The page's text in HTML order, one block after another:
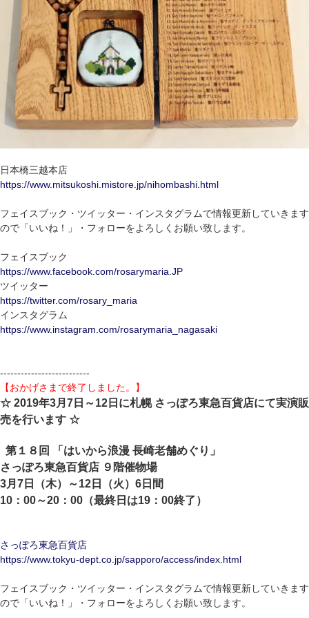
日本橋三越本店
https://www.mitsukoshi.mistore.jp/nihombashi.html
フェイスブック・ツイッター・インスタグラムで情報更新していきます
ので「いいね！」・フォローをよろしくお願い致します。
フェイスブック
https://www.facebook.com/rosarymaria.JP
ツイッター
https://twitter.com/rosary_maria
インスタグラム
https://www.instagram.com/rosarymaria_nagasaki
--------------------------
【おかげさまで終了しました。】
☆ 2019年3月7日～12日に札幌 さっぽろ東急百貨店にて実演販
売を行います ☆
第１８回 「はいから浪漫 長崎老舗めぐり」
さっぽろ東急百貨店 ９階催物場
3月7日（木）～12日（火）6日間
10：00～20：00（最終日は19：00終了）
さっぽろ東急百貨店
https://www.tokyu-dept.co.jp/sapporo/access/index.html
フェイスブック・ツイッター・インスタグラムで情報更新していきます
ので「いいね！」・フォローをよろしくお願い致します。